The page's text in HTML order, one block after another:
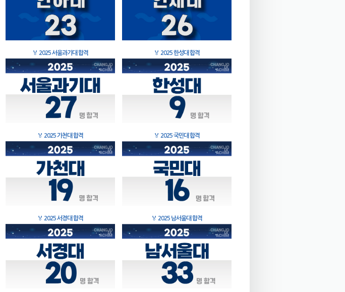
🏅 2025 서울과기대 합격 🏅 2025 한성대 합격
🏅 2025 가천대 합격 🏅 2025 국민대 합격
🏅 2025 서경대 합격 🏅 2025 남서울대 합격